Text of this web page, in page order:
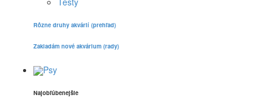
Rôzne druhy akvárií (prehľad)
Zakladám nové akvárium (rady)
Psy
Najobľúbenejšie